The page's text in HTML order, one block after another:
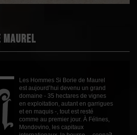
1
Grenache
Fruité
Rouge
2024
Maurel
Les Hommes Si Borie de Maurel
est aujourd’hui devenu un grand
domaine - 35 hectares de vignes
en exploitation, autant en garrigues
et en maquis -, tout est resté
comme au premier jour. À Félines,
Mondovino, les capitaux